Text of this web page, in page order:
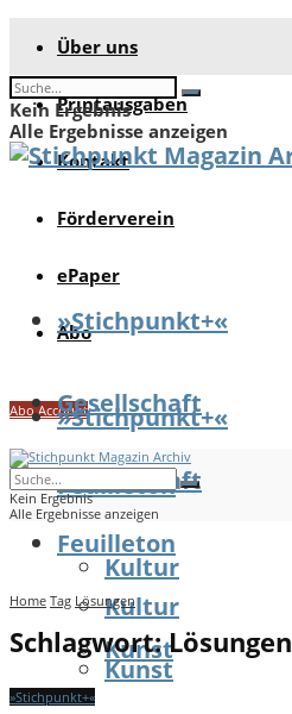
Über uns
Printausgaben
Kontakt
Förderverein
ePaper
Abo
Abo Account
Kein Ergebnis
Alle Ergebnisse anzeigen
»Stichpunkt+«
Gesellschaft
Feuilleton
Kultur
Kunst
»Stichpunkt+«
Gesellschaft
Feuilleton
Kultur
Kunst
Kein Ergebnis
Alle Ergebnisse anzeigen
Home Tag Lösungen
Schlagwort:Lösungen
»Stichpunkt+«